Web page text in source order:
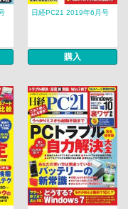
日経PC21 2019年6月号
購入